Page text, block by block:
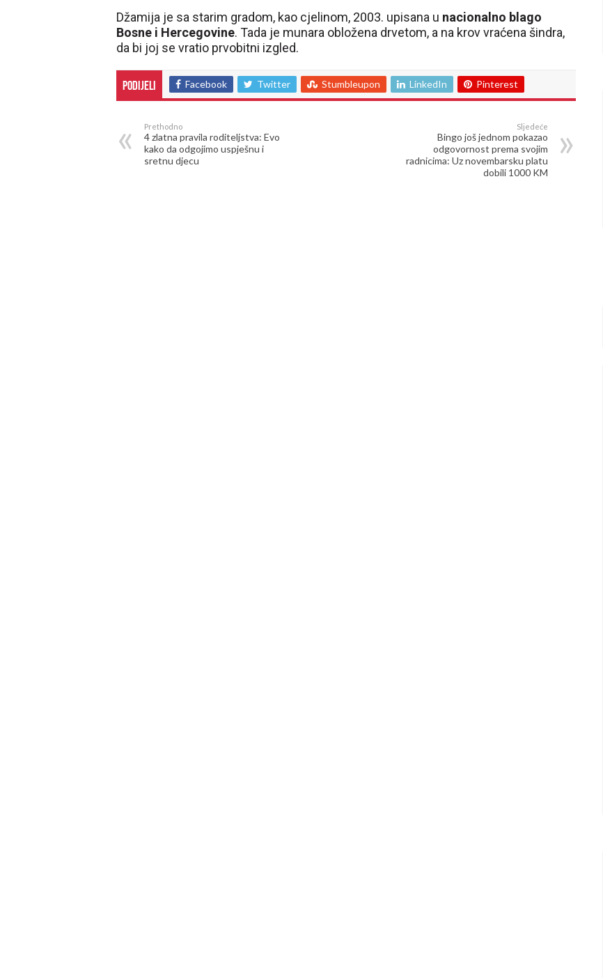
Džamija je sa starim gradom, kao cjelinom, 2003. upisana u nacionalno blago
Bosne i Hercegovine. Tada je munara obložena drvetom, a na krov vraćena šindra,
da bi joj se vratio prvobitni izgled.
Podijeli Facebook Twitter Stumbleupon LinkedIn Pinterest
Prethodno
4 zlatna pravila roditeljstva: Evo
kako da odgojimo uspješnu i
sretnu djecu
Sljedeće
Bingo još jednom pokazao
odgovornost prema svojim
radnicima: Uz novembarsku platu
dobili 1000 KM